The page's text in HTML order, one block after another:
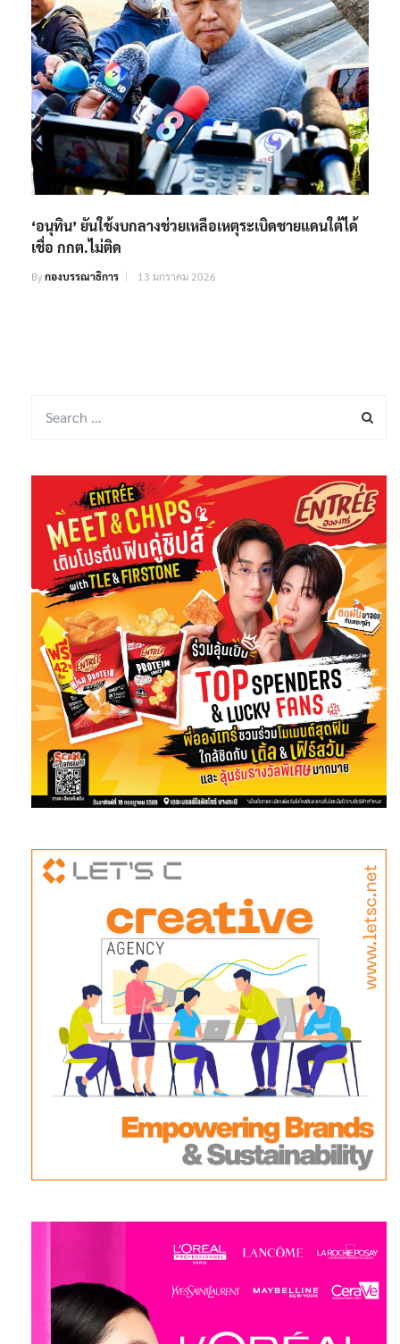
‘อนุทิน’ ยันใช้งบกลางช่วยเหลือเหตุระเบิดชายแดนใต้​ได้​
เชื่อ กกต.ไม่ติด
Byกองบรรณาธิการ 13 มกราคม 2026